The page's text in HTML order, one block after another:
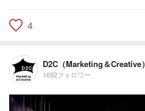
4
D2C（Marketing＆Creative）
1692フォロワー